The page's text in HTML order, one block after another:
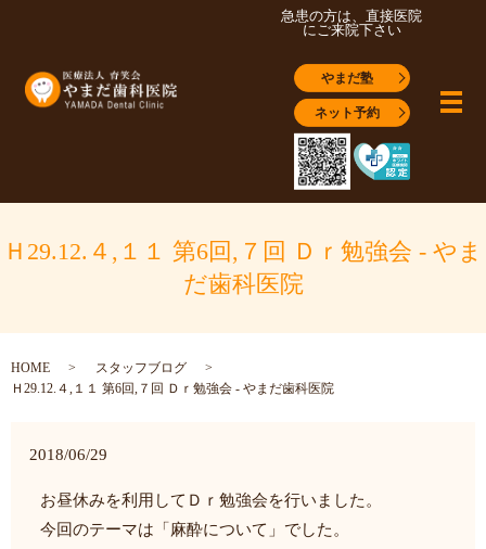
急患の方は、直接医院
にご来院下さい
やまだ塾
ネット予約 メ
Ｈ29.12.４,１１ 第6回,７回 Ｄｒ勉強会 - やま
だ歯科医院
HOME
スタッフブログ
Ｈ29.12.４,１１ 第6回,７回 Ｄｒ勉強会 - やまだ歯科医院
2018/06/29
お昼休みを利用してＤｒ勉強会を行いました。
今回のテーマは「麻酔について」でした。